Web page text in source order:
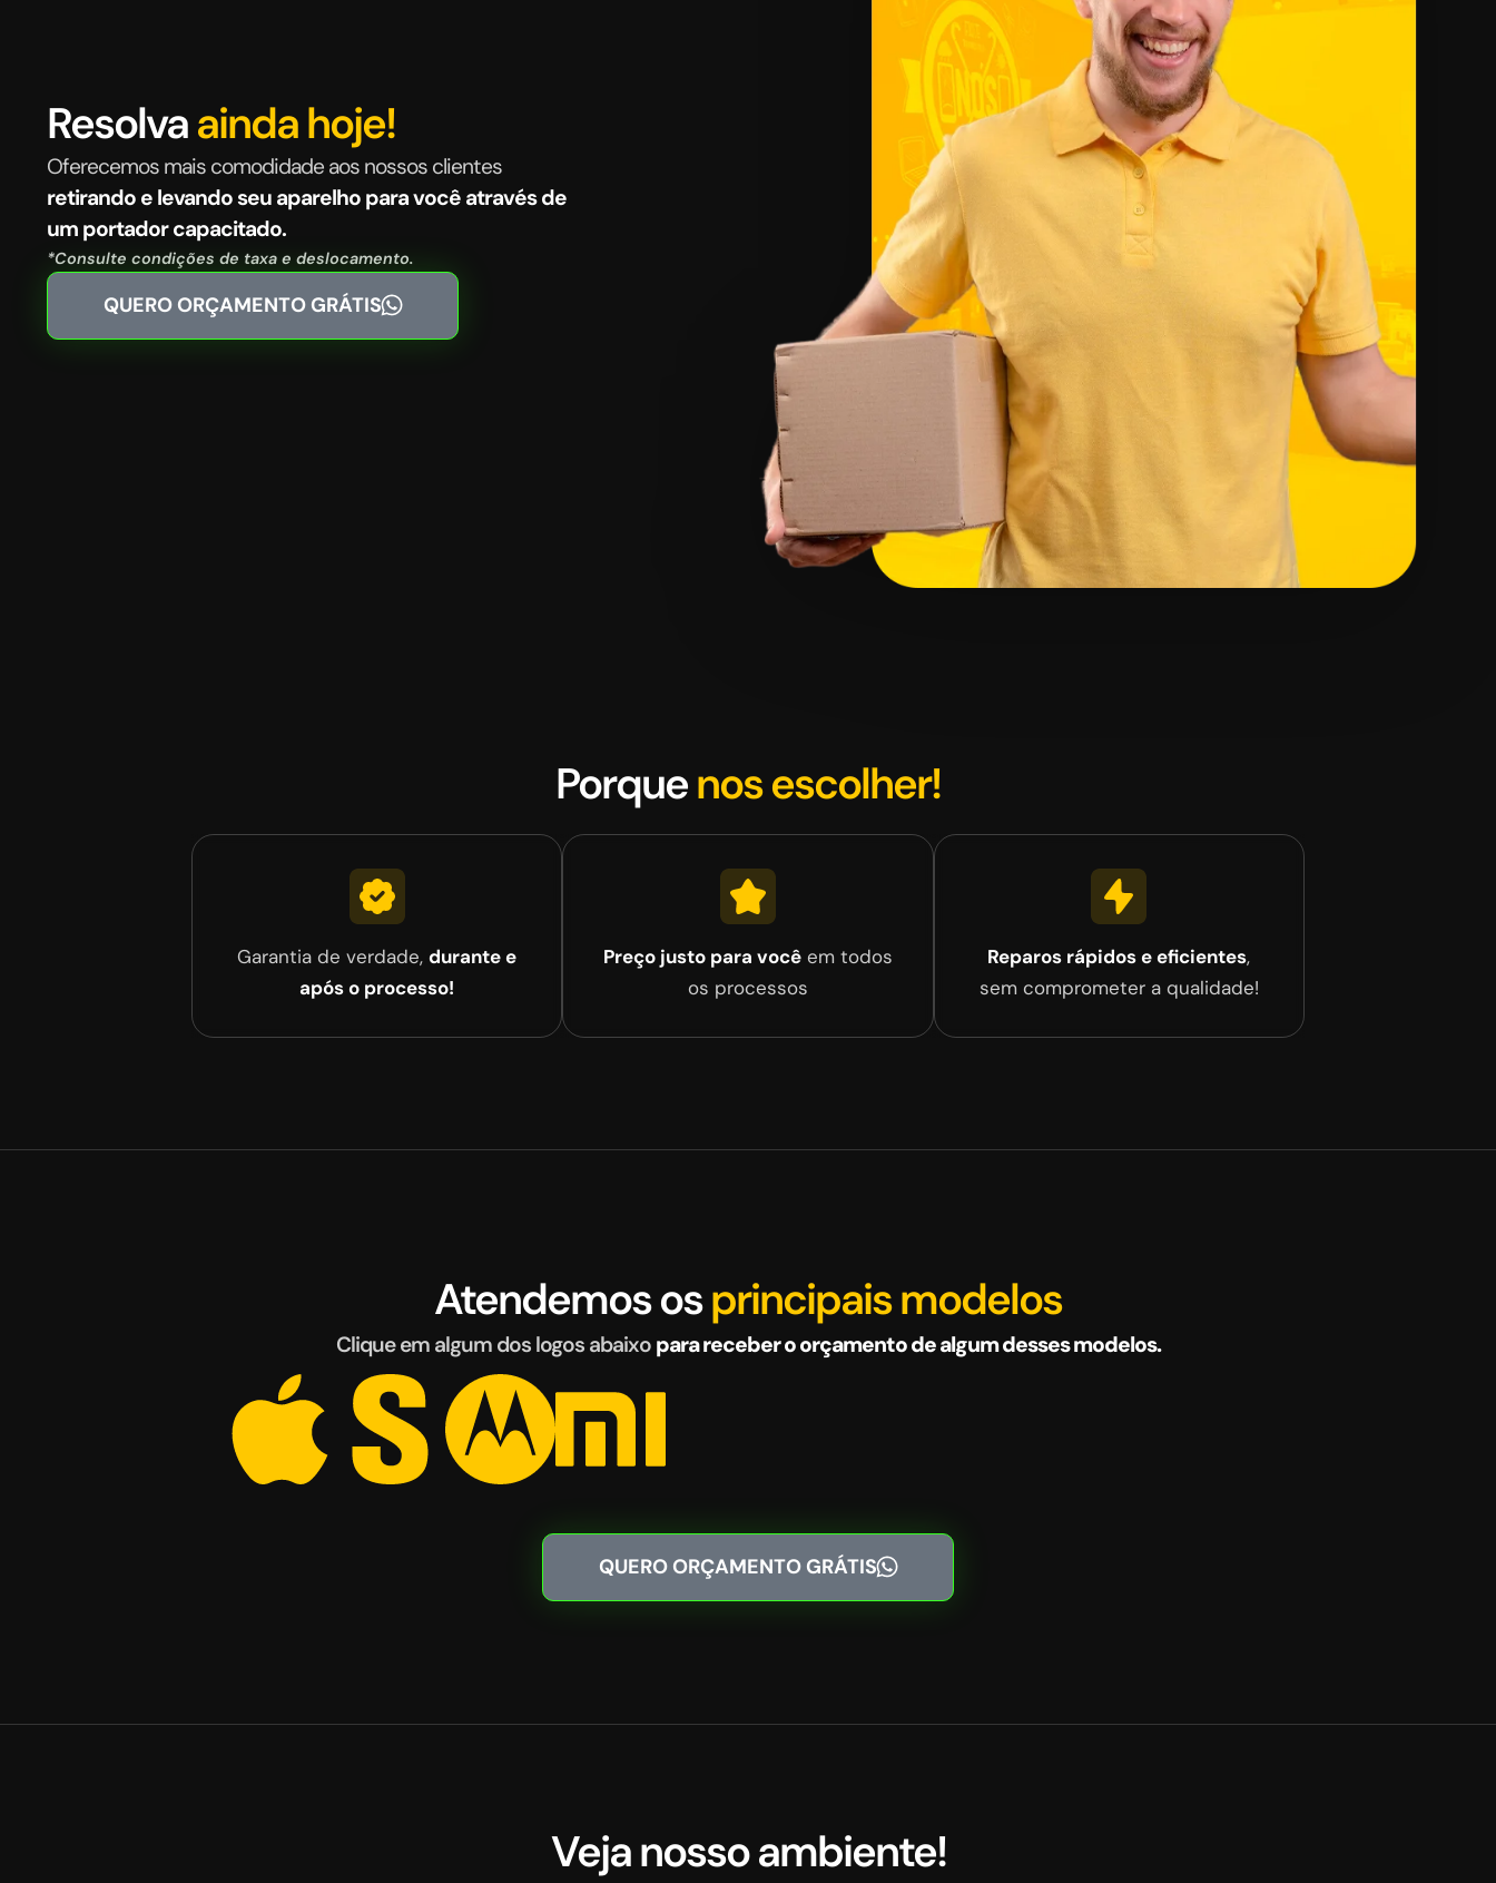
Resolvaainda hoje!
Oferecemos mais comodidade aos nossos clientes
retirando e levando seu aparelho para você através de
um portador capacitado.
*Consulte condições de taxa e deslocamento.
QUERO ORÇAMENTO GRÁTIS
Porquenos escolher!
Garantia de verdade,durante e
após o processo!
Preço justo para vocêem todos
os processos
Reparos rápidos e eficientes,
sem comprometer a qualidade!
Atendemos osprincipais modelos
Clique em algum dos logos abaixo para receber o orçamento de algum desses modelos.
QUERO ORÇAMENTO GRÁTIS
Veja nosso ambiente!